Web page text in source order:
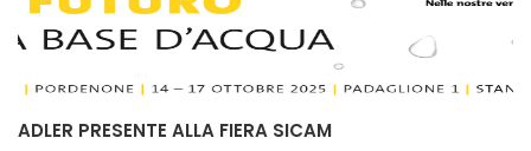
ADLER PRESENTE ALLA FIERA SICAM